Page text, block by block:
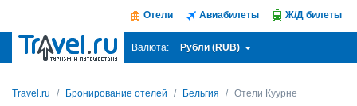
Отели Авиабилеты Ж/Д билеты
Валюта: Рубли (RUB)
Travel.ru Бронирование отелей Бельгия Отели Куурне